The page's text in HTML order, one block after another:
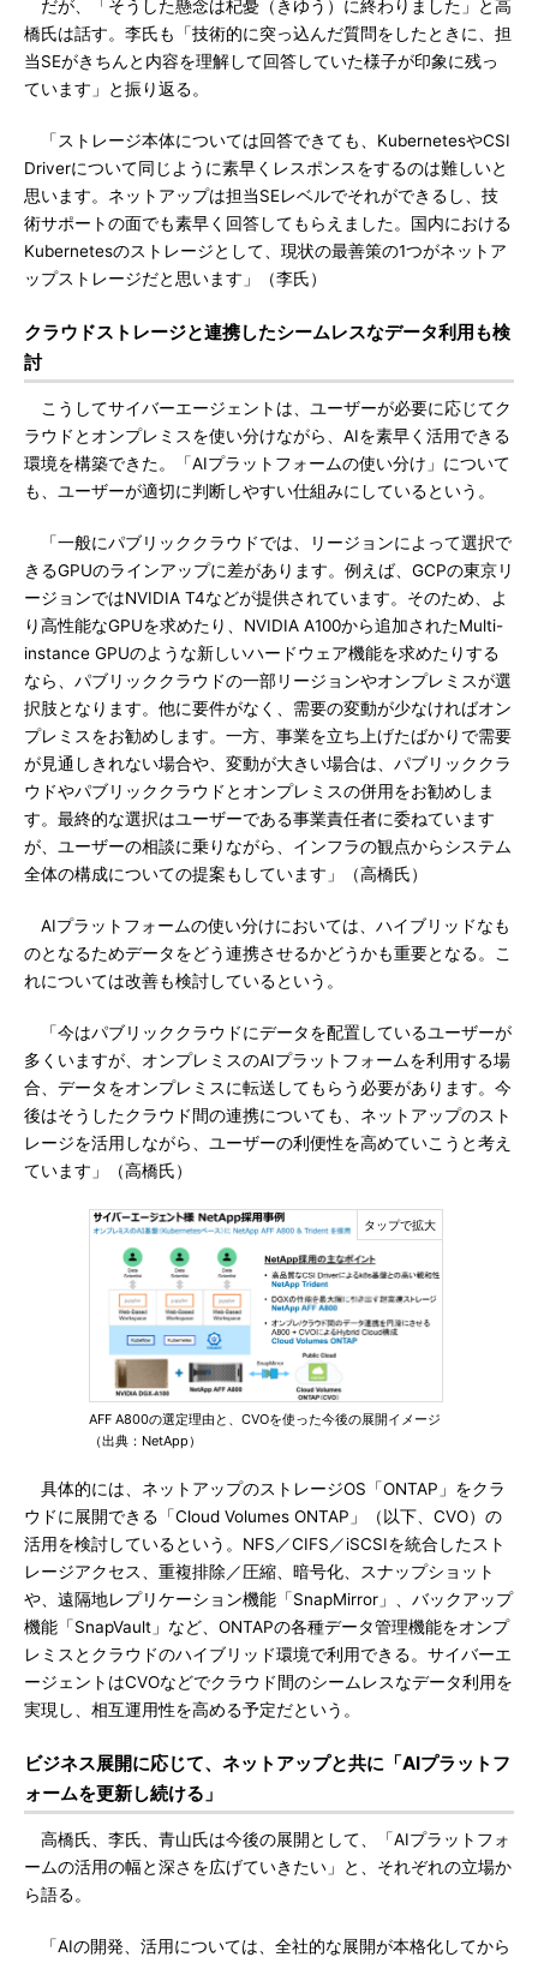
だが、「そうした懸念は杞憂（きゆう）に終わりました」と高
橋氏は話す。李氏も「技術的に突っ込んだ質問をしたときに、担
当SEがきちんと内容を理解して回答していた様子が印象に残っ
ています」と振り返る。
「ストレージ本体については回答できても、KubernetesやCSI
Driverについて同じように素早くレスポンスをするのは難しいと
思います。ネットアップは担当SEレベルでそれができるし、技
術サポートの面でも素早く回答してもらえました。国内における
Kubernetesのストレージとして、現状の最善策の1つがネットア
ップストレージだと思います」（李氏）
クラウドストレージと連携したシームレスなデータ利用も検
討
こうしてサイバーエージェントは、ユーザーが必要に応じてク
ラウドとオンプレミスを使い分けながら、AIを素早く活用できる
環境を構築できた。「AIプラットフォームの使い分け」について
も、ユーザーが適切に判断しやすい仕組みにしているという。
「一般にパブリッククラウドでは、リージョンによって選択で
きるGPUのラインアップに差があります。例えば、GCPの東京リ
ージョンではNVIDIA T4などが提供されています。そのため、よ
り高性能なGPUを求めたり、NVIDIA A100から追加されたMulti-
instance GPUのような新しいハードウェア機能を求めたりする
なら、パブリッククラウドの一部リージョンやオンプレミスが選
択肢となります。他に要件がなく、需要の変動が少なければオン
プレミスをお勧めします。一方、事業を立ち上げたばかりで需要
が見通しきれない場合や、変動が大きい場合は、パブリッククラ
ウドやパブリッククラウドとオンプレミスの併用をお勧めしま
す。最終的な選択はユーザーである事業責任者に委ねています
が、ユーザーの相談に乗りながら、インフラの観点からシステム
全体の構成についての提案もしています」（高橋氏）
AIプラットフォームの使い分けにおいては、ハイブリッドなも
のとなるためデータをどう連携させるかどうかも重要となる。こ
れについては改善も検討しているという。
「今はパブリッククラウドにデータを配置しているユーザーが
多くいますが、オンプレミスのAIプラットフォームを利用する場
合、データをオンプレミスに転送してもらう必要があります。今
後はそうしたクラウド間の連携についても、ネットアップのスト
レージを活用しながら、ユーザーの利便性を高めていこうと考え
ています」（高橋氏）
AFF A800の選定理由と、CVOを使った今後の展開イメージ
（出典：NetApp）
具体的には、ネットアップのストレージOS「ONTAP」をクラ
ウドに展開できる「Cloud Volumes ONTAP」（以下、CVO）の
活用を検討しているという。NFS／CIFS／iSCSIを統合したスト
レージアクセス、重複排除／圧縮、暗号化、スナップショット
や、遠隔地レプリケーション機能「SnapMirror」、バックアップ
機能「SnapVault」など、ONTAPの各種データ管理機能をオンプ
レミスとクラウドのハイブリッド環境で利用できる。サイバーエ
ージェントはCVOなどでクラウド間のシームレスなデータ利用を
実現し、相互運用性を高める予定だという。
ビジネス展開に応じて、ネットアップと共に「AIプラットフ
ォームを更新し続ける」
高橋氏、李氏、青山氏は今後の展開として、「AIプラットフォ
ームの活用の幅と深さを広げていきたい」と、それぞれの立場か
ら語る。
「AIの開発、活用については、全社的な展開が本格化してから